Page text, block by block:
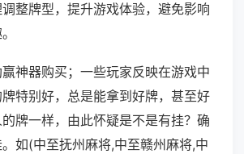
整牌型，提升游戏体验，避免影响
神器购买；一些玩家反映在游戏中
特别好，总是能拿到好牌，甚至好
牌一样，由此怀疑是不是有挂？确
如(中至抚州麻将,中至赣州麻将,中